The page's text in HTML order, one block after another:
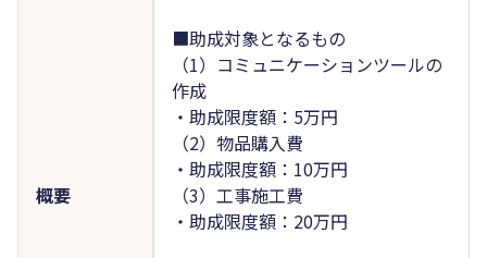
概要
■助成対象となるもの
（1）コミュニケーションツールの
作成
・助成限度額：5万円
（2）物品購入費
・助成限度額：10万円
（3）工事施工費
・助成限度額：20万円